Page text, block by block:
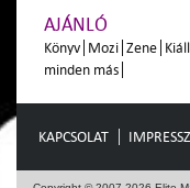
AJÁNLÓ
Könyv Mozi Zene
minden más
KAPCSOLAT